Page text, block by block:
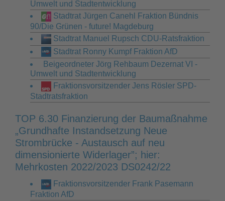
Umwelt und Stadtentwicklung
Stadtrat Jürgen Canehl Fraktion Bündnis
90/Die Grünen - future! Magdeburg
Stadtrat Manuel Rupsch CDU-Ratsfraktion
Stadtrat Ronny Kumpf Fraktion AfD
Beigeordneter Jörg Rehbaum Dezernat VI -
Umwelt und Stadtentwicklung
Fraktionsvorsitzender Jens Rösler SPD-
Stadtratsfraktion
TOP 6.30 Finanzierung der Baumaßnahme
„Grundhafte Instandsetzung Neue
Strombrücke - Austausch auf neu
dimensionierte Widerlager”; hier:
Mehrkosten 2022/2023 DS0242/22
Fraktionsvorsitzender Frank Pasemann
Fraktion AfD